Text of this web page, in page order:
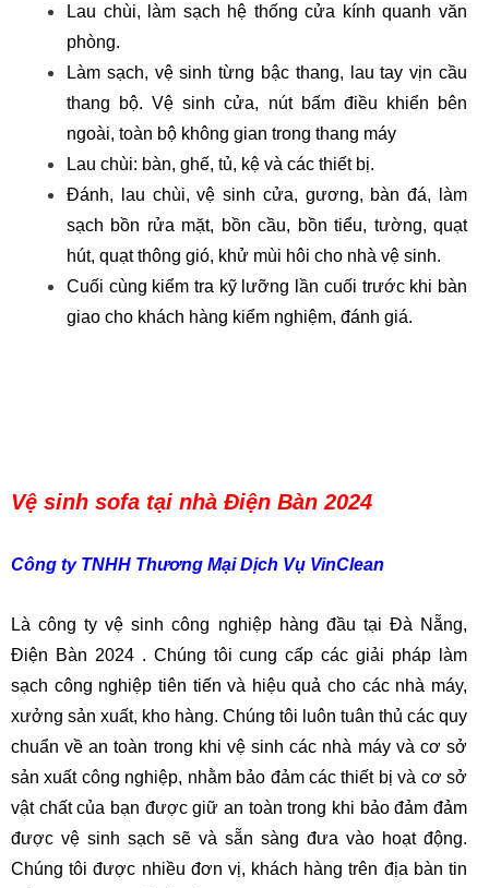
Lau chùi, làm sạch hệ thống cửa kính quanh văn
phòng.
Làm sạch, vệ sinh từng bậc thang, lau tay vịn cầu
thang bộ. Vệ sinh cửa, nút bấm điều khiển bên
ngoài, toàn bộ không gian trong thang máy
Lau chùi: bàn, ghế, tủ, kệ và các thiết bị.
Đánh, lau chùi, vệ sinh cửa, gương, bàn đá, làm
sạch bồn rửa mặt, bồn cầu, bồn tiểu, tường, quạt
hút, quạt thông gió, khử mùi hôi cho nhà vệ sinh.
Cuối cùng kiểm tra kỹ lưỡng lần cuối trước khi bàn
giao cho khách hàng kiểm nghiệm, đánh giá.
Vệ sinh sofa tại nhà Điện Bàn 2024
Công ty TNHH Thương Mại Dịch Vụ VinClean
Là công ty vệ sinh công nghiệp hàng đầu tại Đà Nẵng,
Điện Bàn 2024 . Chúng tôi cung cấp các giải pháp làm
sạch công nghiệp tiên tiến và hiệu quả cho các nhà máy,
xưởng sản xuất, kho hàng. Chúng tôi luôn tuân thủ các quy
chuẩn về an toàn trong khi vệ sinh các nhà máy và cơ sở
sản xuất công nghiệp, nhằm bảo đảm các thiết bị và cơ sở
vật chất của bạn được giữ an toàn trong khi bảo đảm đảm
được vệ sinh sạch sẽ và sẵn sàng đưa vào hoạt động.
Chúng tôi được nhiều đơn vị, khách hàng trên địa bàn tin